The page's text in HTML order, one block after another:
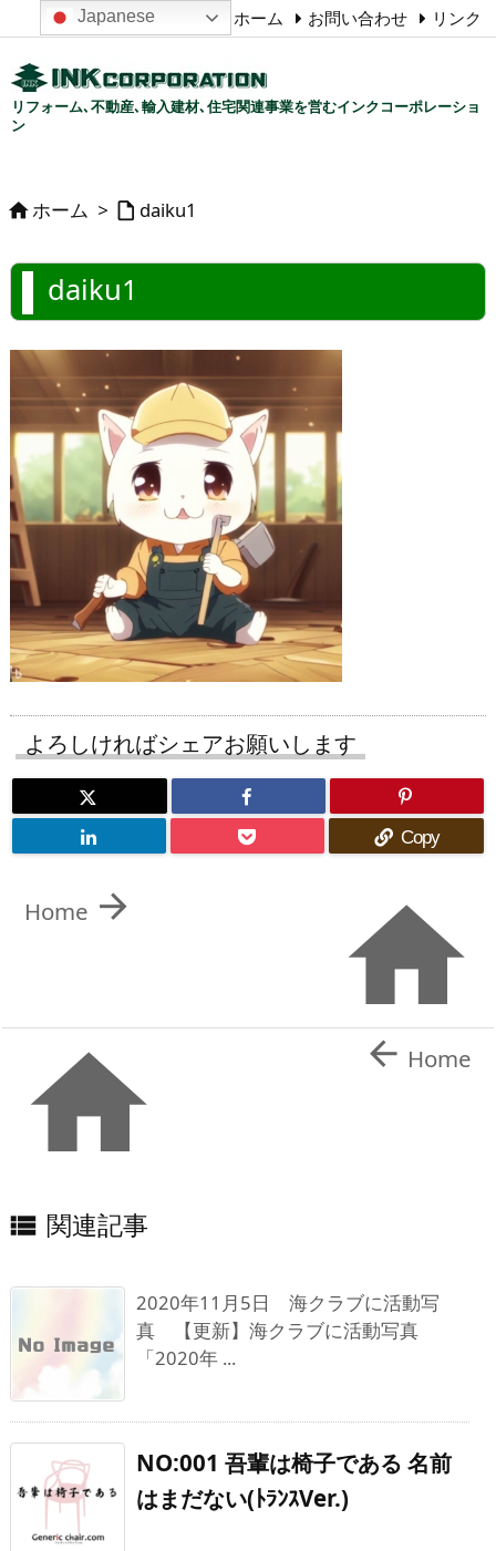
リフォーム､不動産､輸入建材､住宅関連事業を営むインクコーポレーショ
ン
ホーム お問い合わせ リンク
ホーム >  daiku1
daiku1
よろしければシェアお願いします
Copy


Home
  Home
 関連記事
2020年11月5日 海クラブに活動写
真 【更新】海クラブに活動写真
「2020年 ...
NO:001 吾輩は椅子である 名前
はまだない(ﾄﾗﾝｽVer.)
Japanese